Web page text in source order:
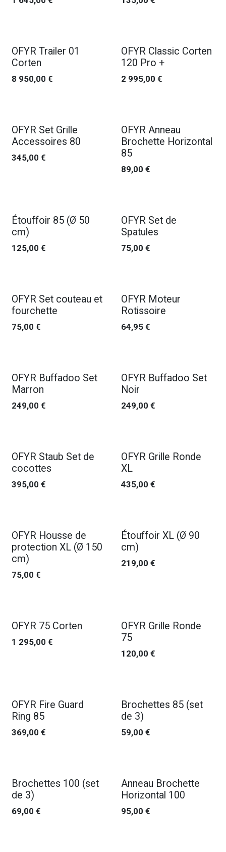
OFYR Trailer 01
Corten
8 950,00 €
OFYR Classic Corten
120 Pro +
2 995,00 €
OFYR Set Grille
Accessoires 80
345,00 €
OFYR Anneau
Brochette Horizontal
85
89,00 €
Étouffoir 85 (Ø 50
cm)
125,00 €
OFYR Set de
Spatules
75,00 €
OFYR Set couteau et
fourchette
75,00 €
OFYR Moteur
Rotissoire
64,95€
OFYR Buffadoo Set
Marron
249,00 €
OFYR Buffadoo Set
Noir
249,00 €
OFYR Staub Set de
cocottes
395,00 €
OFYR Grille Ronde
XL
435,00 €
OFYR Housse de
protection XL (Ø 150
cm)
75,00 €
Étouffoir XL (Ø 90
cm)
219,00 €
OFYR 75 Corten
1 295,00 €
OFYR Grille Ronde
75
120,00 €
OFYR Fire Guard
Ring 85
369,00 €
Brochettes 85 (set
de 3)
59,00 €
Brochettes 100 (set
de 3)
69,00 €
Anneau Brochette
Horizontal 100
95,00 €